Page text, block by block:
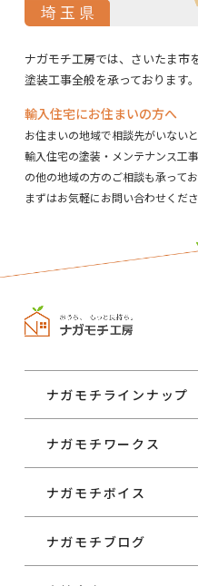
ナガモチ工房では、さいたま市
塗装工事全般を承っております。
輸入住宅にお住まいの方へ
お住まいの地域で相談先がいない
輸入住宅の塗装・メンテナンス工
の他の地域の方のご相談も承ってお
まずはお気軽にお問い合わせくださ
ナガモチラインナップ
ナガモチワークス
ナガモチボイス
ナガモチブログ